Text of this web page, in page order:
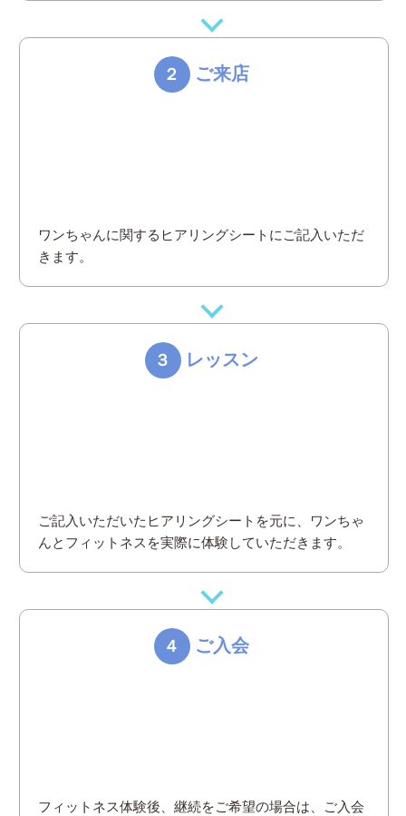
２ ご来店
ワンちゃんに関するヒアリングシートにご記入いただ
きます。
３ レッスン
ご記入いただいたヒアリングシートを元に、ワンちゃ
んとフィットネスを実際に体験していただきます。
４ ご入会
フィットネス体験後、継続をご希望の場合は、ご入会